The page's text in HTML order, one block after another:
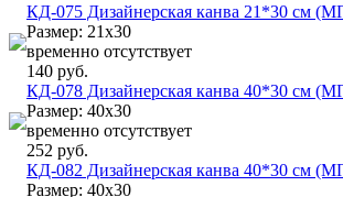
КД-075 Дизайнерская канва 21*30 см
Размер: 21х30
временно отсутствует
140 руб.
КД-078 Дизайнерская канва 40*30 см
Размер: 40х30
временно отсутствует
252 руб.
КД-082 Дизайнерская канва 40*30 см
Размер: 40х30